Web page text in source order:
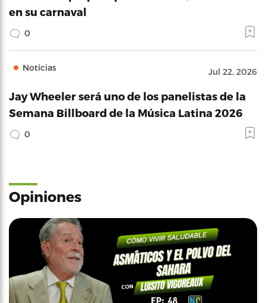
en su carnaval
0
Noticias Jul 22, 2026
Jay Wheeler será uno de los panelistas de la
Semana Billboard de la Música Latina 2026
0
Opiniones